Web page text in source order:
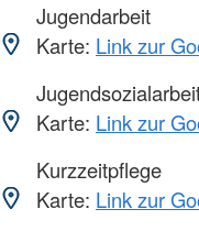
Jugendarbeit
Karte: Link zur
Karte: Link zur
Kurzzeitpflege
Karte: Link zur